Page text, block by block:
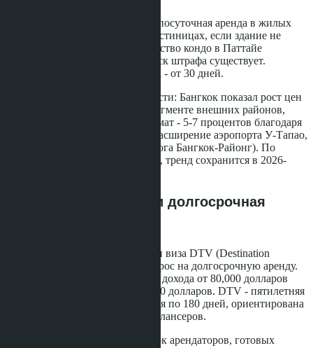
Законодательные ограничения: посуточная аренда в жилых
зданиях запрещена законом о гостиницах, если здание не
имеет лицензии отеля. Большинство кондо в Паттайе
игнорируют это правило, но риск штрафа существует.
Легальная краткосрочная аренда - от 30 дней.
Прирост стоимости недвижимости: Бангкок показал рост цен
на 1-2 процента в 2025 году в сегменте внешних районов,
Паттайя - 4-5 процентов, Вонгамат - 5-7 процентов благодаря
инфраструктурным проектам (расширение аэропорта У-Тапао,
высокоскоростная железная дорога Бангкок-Районг). По
прогнозам CBRE и Knight Frank, тренд сохранится в 2026-
Визовые программы и долгосрочная
Виза LTR (Long-Term Resident) и виза DTV (Destination
Thailand Visa) создали новый спрос на долгосрочную аренду.
LTR выдаётся на 10 лет, требует дохода от 80,000 долларов
США в год или пенсии от 40,000 долларов. DTV - пятилетняя
мультивиза с правом пребывания по 180 дней, ориентирована
на удалённых работников и фрилансеров.
Обе программы увеличили поток арендаторов, готовых